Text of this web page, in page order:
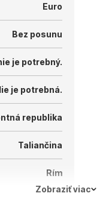
Euro
Bez posunu
je potrebný.
je potrebná.
republika
Taliančina
Rím
Zobraziť viac